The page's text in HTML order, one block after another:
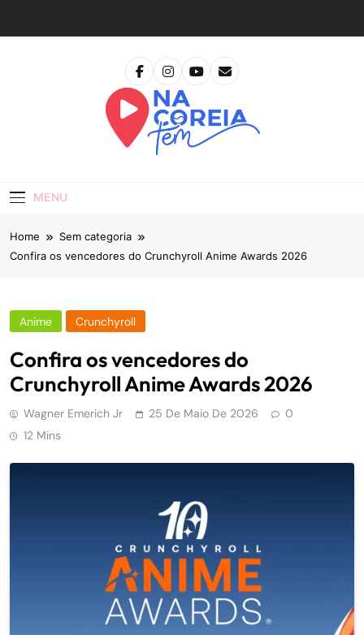
MENU
Home
Sem categoria
Confira os vencedores do Crunchyroll Anime Awards 2026
Anime Crunchyroll
Confira os vencedores do
Crunchyroll Anime Awards 2026
Wagner Emerich Jr 25 De Maio De 2026
0
12 Mins